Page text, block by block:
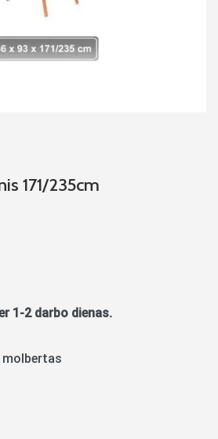
171/235cm
1-2 darbo dienas.